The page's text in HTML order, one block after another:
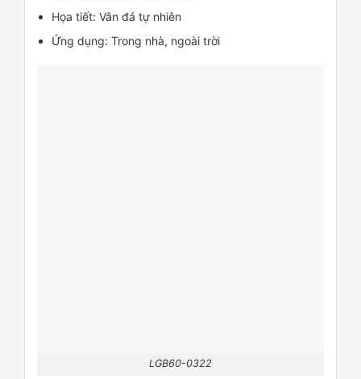
Họa tiết: Vân đá tự nhiên
Ứng dụng: Trong nhà, ngoài trời
LGB60-0322